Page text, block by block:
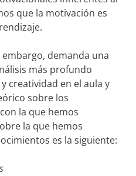
que la motivación es
demanda una
más profundo
creatividad en el aula y
sobre los
la que hemos
la que hemos
es la siguiente: